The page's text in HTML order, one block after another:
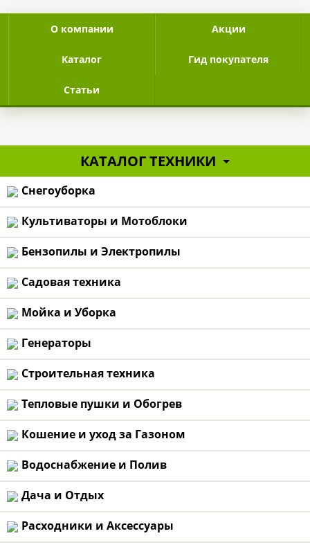
О компании
Акции
Каталог Гид покупателя
Статьи
КАТАЛОГ ТЕХНИКИ
Снегоуборка
Культиваторы и Мотоблоки
Бензопилы и Электропилы
Садовая техника
Мойка и Уборка
Генераторы
Строительная техника
Тепловые пушки и Обогрев
Кошение и уход за Газоном
Водоснабжение и Полив
Дача и Отдых
Расходники и Аксессуары
По Москве и
Бесплатно
/.row